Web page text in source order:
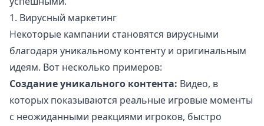
1. Вирусный маркетинг
Некоторые кампании становятся вирусными
благодаря уникальному контенту и оригинальным
идеям. Вот несколько примеров:
Создание уникального контента: Видео, в
которых показываются реальные игровые моменты
с неожиданными реакциями игроков, быстро